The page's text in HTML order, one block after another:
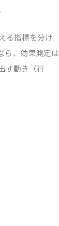
る指標を分け
ら、効果測定は
す動き（行